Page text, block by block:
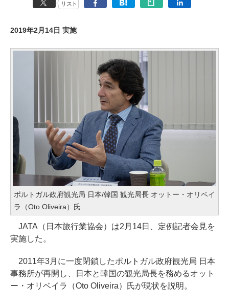
リスト
2019年2月14日 実施
ポルトガル政府観光局 日本/韓国 観光局長 オットー・オリベイ
ラ（Oto Oliveira）氏
JATA（日本旅行業協会）は2月14日、定例記者会見を
実施した。
2011年3月に一度閉鎖したポルトガル政府観光局 日本
事務所が再開し、日本と韓国の観光局長を務めるオット
ー・オリベイラ（Oto Oliveira）氏が現状を説明。